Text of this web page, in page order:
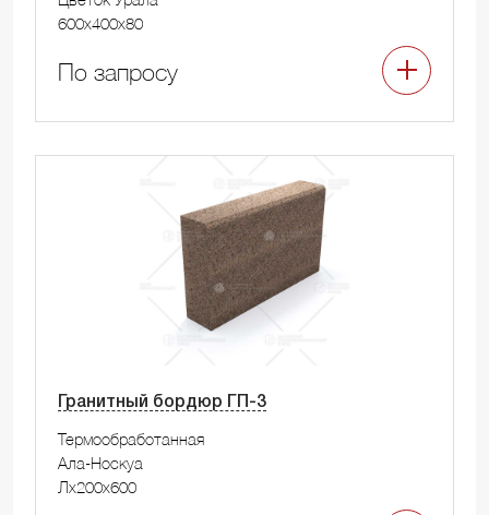
600x400x80
По запросу
Гранитный бордюр ГП-3
Термообработанная
Ала-Носкуа
Лx200x600